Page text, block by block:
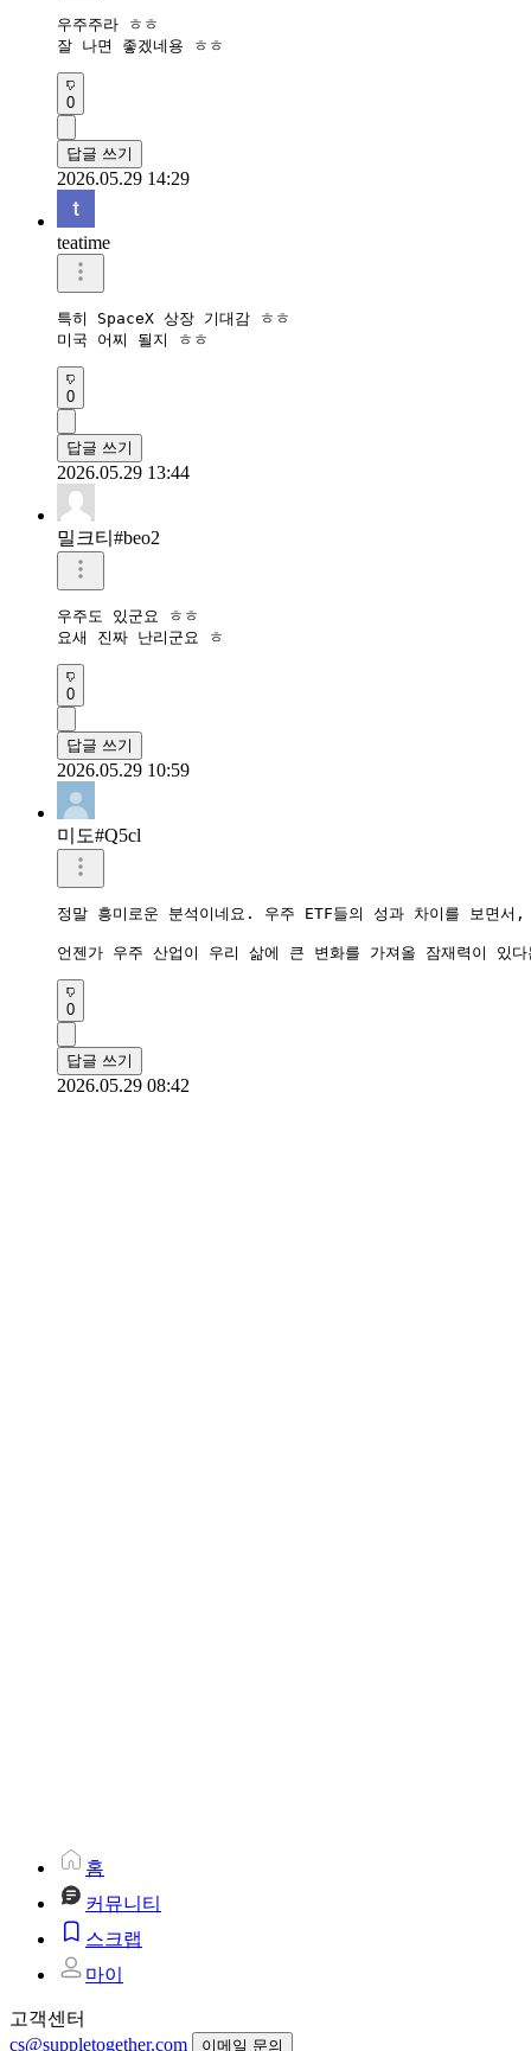
우주주라 ㅎㅎ
잘 나면 좋겠네용 ㅎㅎ
0
답글 쓰기
2026.05.29 14:29
teatime
특히 SpaceX 상장 기대감 ㅎㅎ
미국 어찌 될지 ㅎㅎ
0
답글 쓰기
2026.05.29 13:44
밀크티#beo2
우주도 있군요 ㅎㅎ
요새 진짜 난리군요 ㅎ
0
답글 쓰기
2026.05.29 10:59
미도#Q5cl
정말 흥미로운 분석이네요. 우주 ETF들의 성과 차이를 보면
언젠가 우주 산업이 우리 삶에 큰 변화를 가져올 잠재력이 있
0
답글 쓰기
2026.05.29 08:42
홈
커뮤니티
스크랩
마이
고객센터
cs@suppletogether.com
이메일 문의